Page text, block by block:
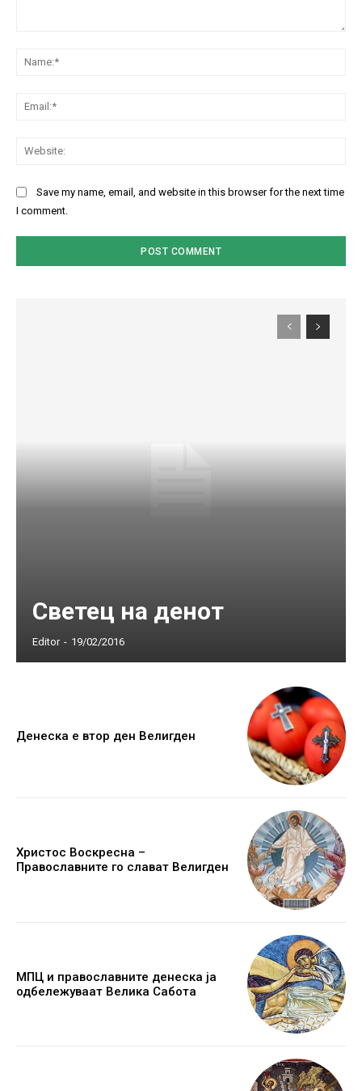
Save my name, email, and website in this browser for the next time
I comment.
Светец на денот
Editor - 19/02/2016
Денеска е втор ден Велигден
Христос Воскресна –
Православните го слават Велигден
МПЦ и православните денеска ја
одбележуваат Велика Сабота